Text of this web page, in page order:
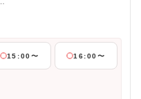
15:00〜 16:00〜